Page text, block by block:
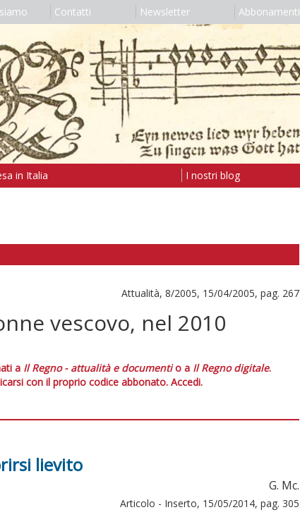
Contatti Newsletter Abbonamenti
in Italia I nostri blog
Attualità, 8/2005, 15/04/2005, pag. 267
vescovo, nel 2010
a Il Regno - attualità e documentio a Il Regno digitale.
con il proprio codice abbonato. Accedi.
lievito
G. Mc.
Articolo - Inserto, 15/05/2014, pag. 305